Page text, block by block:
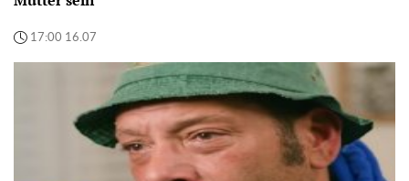
17:00 16.07